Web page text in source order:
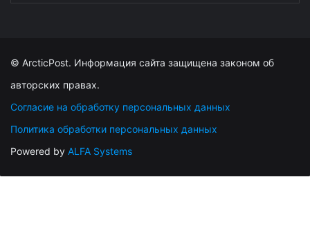
© ArcticPost. Информация сайта защищена законом об
авторских правах.
Согласие на обработку персональных данных
Политика обработки персональных данных
Powered by ALFA Systems